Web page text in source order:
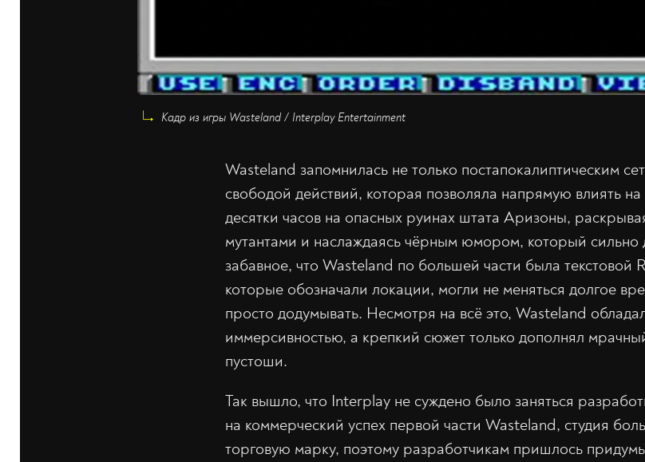
Кадр из игры Wasteland / Interplay Entertainment
Wasteland запомнилась не только постапокалиптическим
свободой действий, которая позволяла напрямую влиять
десятки часов на опасных руинах штата Аризоны,
мутантами и наслаждаясь чёрным юмором, который сильно
забавное, что Wasteland по большей части была текстовой
которые обозначали локации, могли не меняться долгое
просто додумывать. Несмотря на всё это, Wasteland
иммерсивностью, а крепкий сюжет только дополнял
пустоши.
Так вышло, что Interplay не суждено было заняться
на коммерческий успех первой части Wasteland, студия
торговую марку, поэтому разработчикам пришлось